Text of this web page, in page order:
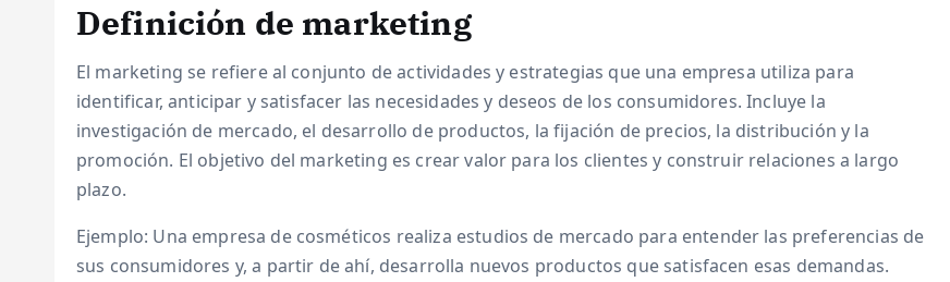
Definición de marketing
El marketing se refiere al conjunto de actividades y estrategias que una empresa utiliza para
identificar, anticipar y satisfacer las necesidades y deseos de los consumidores. Incluye la
investigación de mercado, el desarrollo de productos, la fijación de precios, la distribución y la
promoción. El objetivo del marketing es crear valor para los clientes y construir relaciones a largo
plazo.
Ejemplo: Una empresa de cosméticos realiza estudios de mercado para entender las preferencias de
sus consumidores y, a partir de ahí, desarrolla nuevos productos que satisfacen esas demandas.